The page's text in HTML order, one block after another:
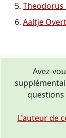
Aaltje
Avez-
L'auteur de